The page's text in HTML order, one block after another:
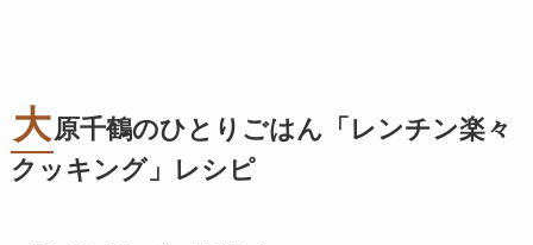
大原千鶴のひとりごはん「レンチン楽々
クッキング」レシピ